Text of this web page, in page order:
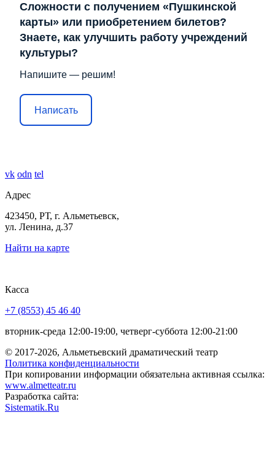
Сложности с получением «Пушкинской
карты» или приобретением билетов?
Знаете, как улучшить работу учреждений
культуры?
Напишите — решим!
Написать
vk odn tel
Адрес
423450, РТ, г. Альметьевск,
ул. Ленина, д.37
Найти на карте
Касса
+7 (8553) 45 46 40
вторник-среда 12:00-19:00, четверг-суббота 12:00-21:00
© 2017-2026, Альметьевский драматический театр
Политика конфиденциальности
При копировании информации обязательна активная ссылка:
www.almetteatr.ru
Разработка сайта:
Sistematik.Ru